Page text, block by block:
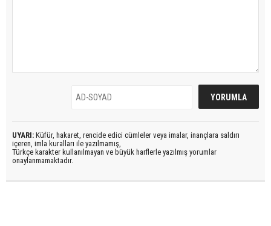
UYARI: Küfür, hakaret, rencide edici cümleler veya imalar, inançlara saldırı
içeren, imla kuralları ile yazılmamış,
Türkçe karakter kullanılmayan ve büyük harflerle yazılmış yorumlar
onaylanmamaktadır.